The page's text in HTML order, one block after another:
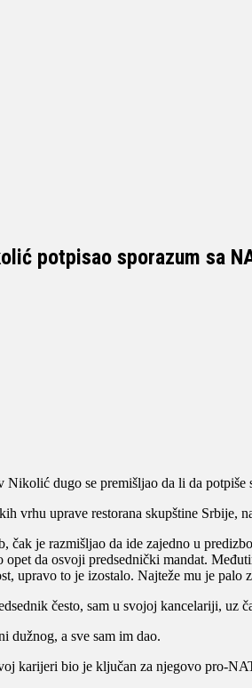
potpisao sporazum sa
Nikolić dugo se premišljao da li da
vrhu uprave restorana skupštine Srbije,
čak je razmišljao da ide zajedno u
da osvoji predsednički mandat.
upravo to je izostalo. Najteže mu je
često, sam u svojoj kancelariji, uz
dužnog, a sve sam im dao.
karijeri bio je ključan za njegovo pro-